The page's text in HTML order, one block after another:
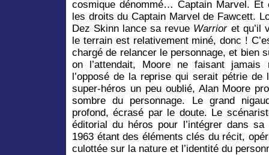
cosmique dénommé… Captain Marvel. Et
les droits du Captain Marvel de Fawcett.
Dez Skinn lance sa revue Warrioret qu’il
le terrain est relativement miné, donc !
chargé de relancer le personnage, et bien
on l’attendait, Moore ne faisant
l’opposé de la reprise qui serait pétrie
super-héros un peu oublié, Alan Moore
sombre du personnage. Le grand
profond, écrasé par le doute. Le
éditorial du héros pour l’intégrer dans
1963 étant des éléments clés du récit,
culottée sur la nature et l’identité du